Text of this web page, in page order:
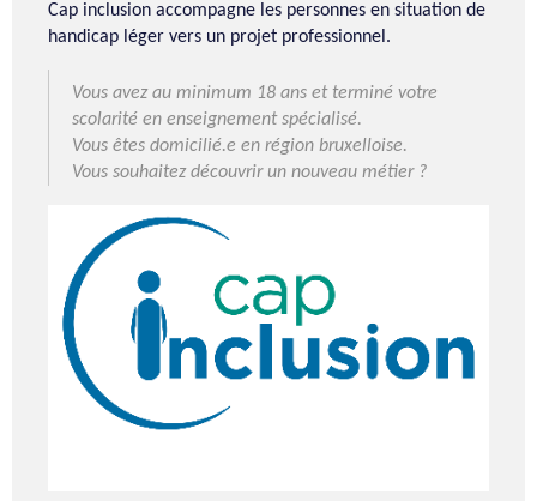
Cap inclusion accompagne les personnes en situation de
handicap léger vers un projet professionnel.
Vous avez au minimum 18 ans et terminé votre
scolarité en enseignement spécialisé.
Vous êtes domicilié.e en région bruxelloise.
Vous souhaitez découvrir un nouveau métier ?